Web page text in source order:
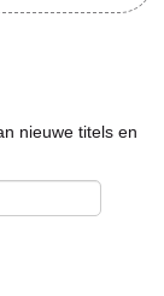
nieuwe titels en